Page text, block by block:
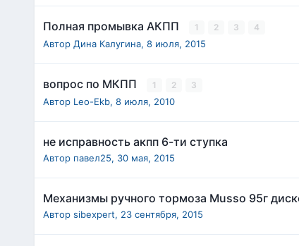
Полная промывка АКПП 1 2 3 4
Автор Дина Калугина, 8 июля, 2015
вопрос по МКПП 1 2 3
Автор Leo-Ekb, 8 июля, 2010
не исправность акпп 6-ти ступка
Автор павел25, 30 мая, 2015
Механизмы ручного тормоза Musso 95г
Автор sibexpert, 23 сентября, 2015